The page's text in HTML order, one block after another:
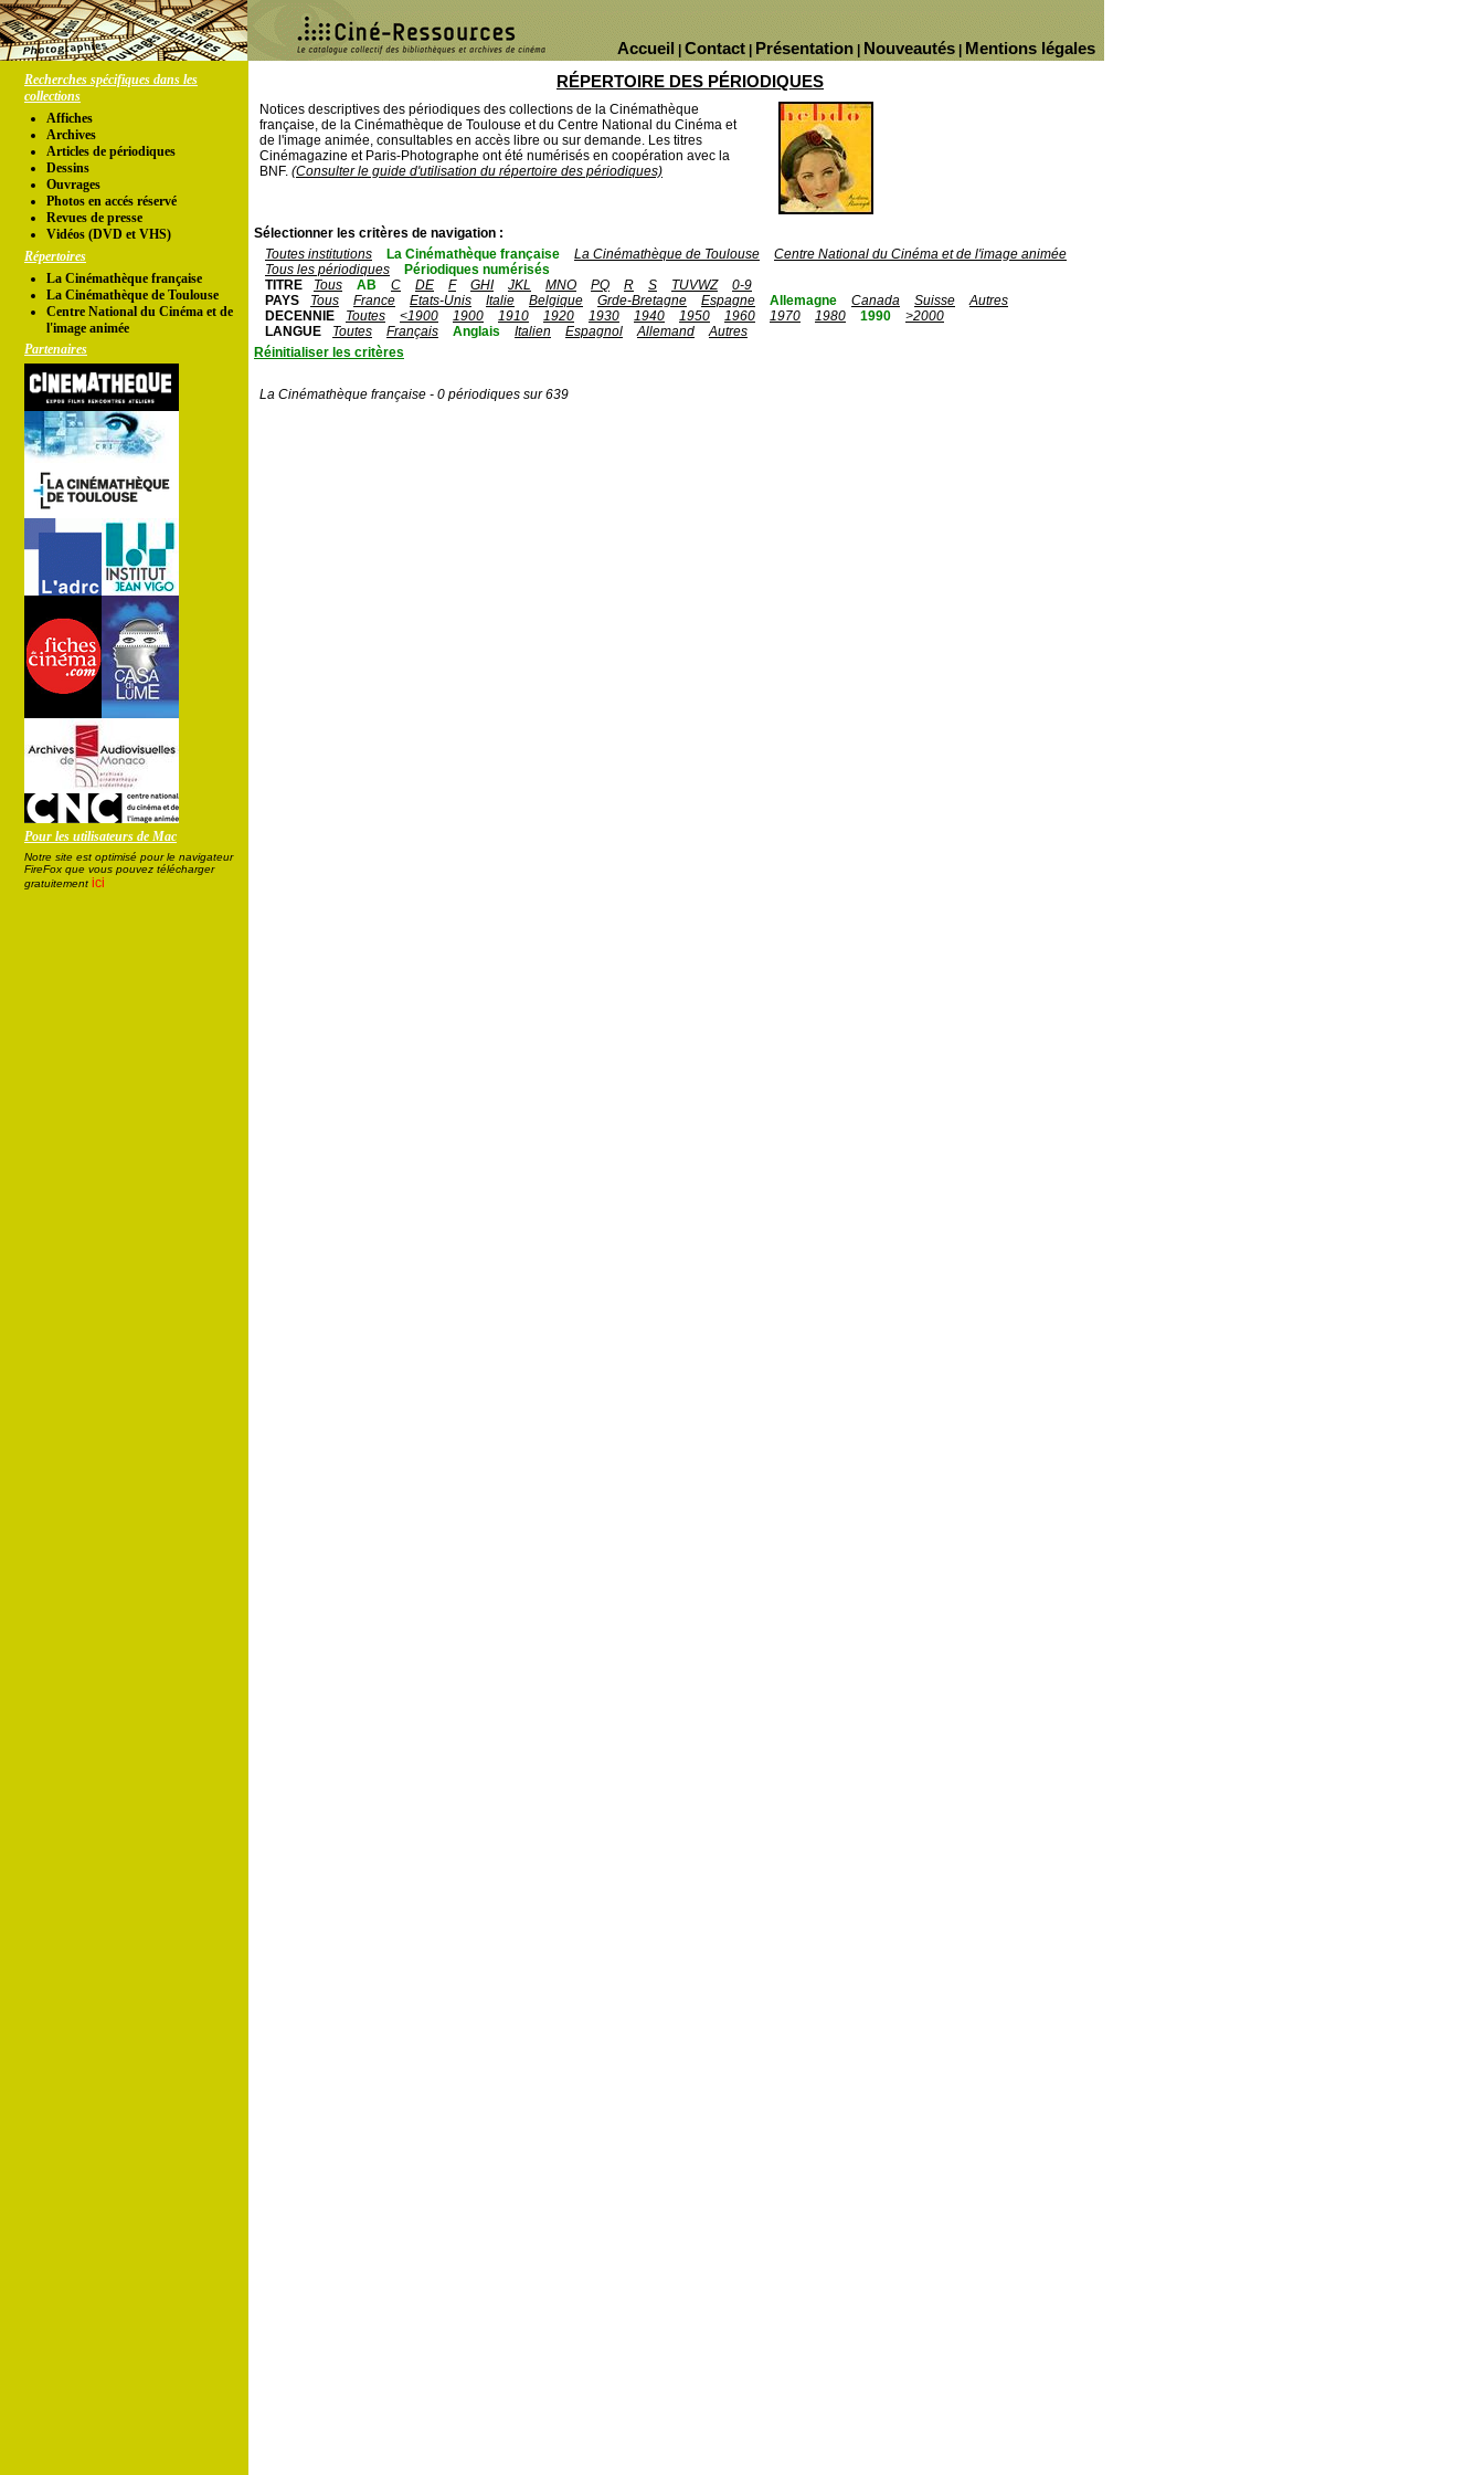
Mentions légales
Nouveautés
Présentation
Contact
Accueil
Recherches spécifiques dans les
collections
Affiches
Archives
Articles de périodiques
Dessins
Ouvrages
Photos en accés réservé
Revues de presse
Vidéos (DVD et VHS)
Répertoires
La Cinémathèque française
La Cinémathèque de Toulouse
Centre National du Cinéma et de
l'image animée
Partenaires
Pour les utilisateurs de Mac
Notre site est optimisé pour le navigateur
FireFox que vous pouvez télécharger
gratuitement ici
RÉPERTOIRE DES PÉRIODIQUES
Notices descriptives des périodiques des collections de la Cinémathèque
française, de la Cinémathèque de Toulouse et du Centre National du Cinéma et
de l'image animée, consultables en accès libre ou sur demande. Les titres
Cinémagazine et Paris-Photographe ont été numérisés en coopération avec la
BNF. (Consulter le guide d'utilisation du répertoire des périodiques)
Sélectionner les critères de navigation :
Toutes institutions
La Cinémathèque française La Cinémathèque de Toulouse
Centre National du Cinéma et de l'image animée
Tous les périodiques
Périodiques numérisés
TITRE
Tous AB C DE F GHI JKL MNO PQ R S TUVWZ
0-9
PAYS
Tous France Etats-Unis Italie Belgique Grde-Bretagne Espagne Allemagne Canada Suisse
Autres
DECENNIE
Toutes <1900 1900 1910 1920 1930 1940 1950 1960 1970 1980 1990
>2000
LANGUE
Toutes Français Anglais Italien Espagnol Allemand
Autres
Réinitialiser les critères
La Cinémathèque française - 0 périodiques sur 639